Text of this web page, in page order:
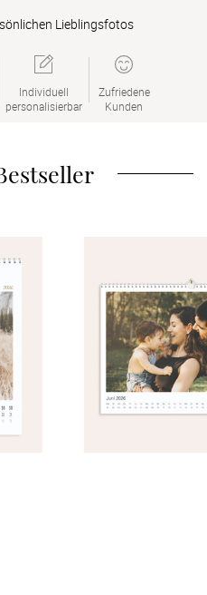
Lieblingsfotos
Individuell
personalisierbar
Zufriedene
Kunden